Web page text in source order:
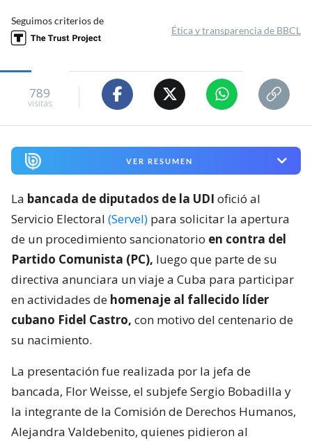
Seguimos criterios de
Ética y transparencia de BBCL
789
visitas
VER RESUMEN
La bancada de diputados de la UDI ofició al
Servicio Electoral (Servel) para solicitar la apertura
de un procedimiento sancionatorio en contra del
Partido Comunista (PC), luego que parte de su
directiva anunciara un viaje a Cuba para participar
en actividades de homenaje al fallecido líder
cubano Fidel Castro, con motivo del centenario de
su nacimiento.
La presentación fue realizada por la jefa de
bancada, Flor Weisse, el subjefe Sergio Bobadilla y
la integrante de la Comisión de Derechos Humanos,
Alejandra Valdebenito, quienes pidieron al